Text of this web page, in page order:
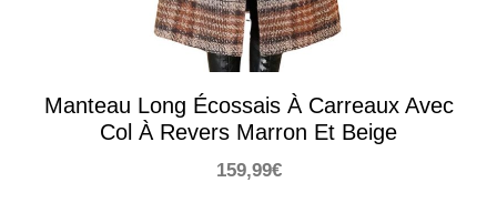
Manteau Long Écossais À Carreaux Avec
Col À Revers Marron Et Beige
159,99€